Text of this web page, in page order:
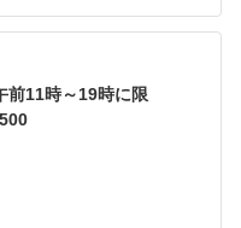
11時～19時に限